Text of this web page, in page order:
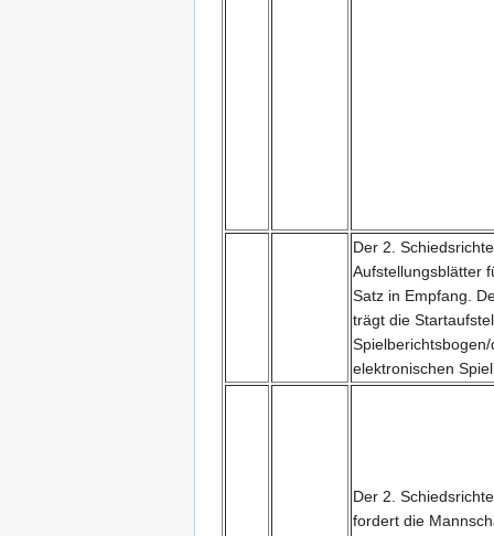
Der 2.
Aufstellungsblätter
Satz in Empfang.
trägt die
elektronischen
Der 2.
fordert die